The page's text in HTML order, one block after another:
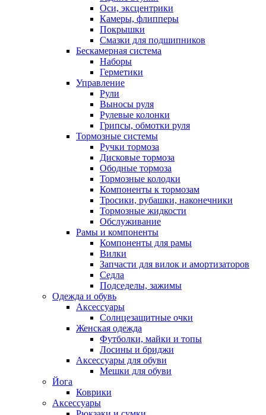
Оси, эксцентрики
Камеры, флипперы
Покрышки
Смазки для подшипников
Бескамерная система
Наборы
Герметики
Управление
Рули
Выносы руля
Рулевые колонки
Грипсы, обмотки руля
Тормозные системы
Ручки тормоза
Дисковые тормоза
Ободные тормоза
Тормозные колодки
Компоненты к тормозам
Тросики, рубашки, наконечники
Тормозные жидкости
Обслуживание
Рамы и компоненты
Компоненты для рамы
Вилки
Запчасти для вилок и амортизаторов
Седла
Подседелы, зажимы
Одежда и обувь
Аксессуары
Солнцезащитные очки
Женская одежда
Футболки, майки и топы
Лосины и бриджи
Аксессуары для обуви
Мешки для обуви
Йога
Коврики
Аксессуары